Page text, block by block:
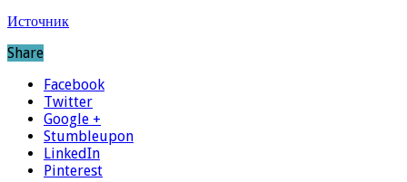
Источник
Share
Facebook
Twitter
Google +
Stumbleupon
LinkedIn
Pinterest